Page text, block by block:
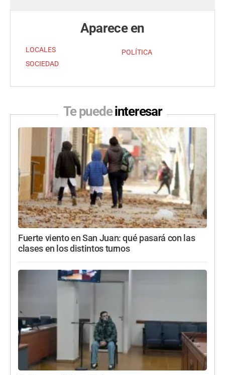
Aparece en
LOCALES
SOCIEDAD
POLÍTICA
Te puedeinteresar
Fuerte viento en San Juan: qué pasará con las
clases en los distintos turnos